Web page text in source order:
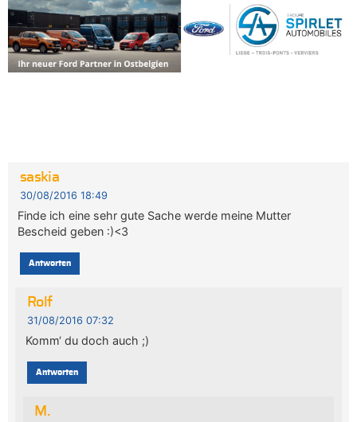
saskia
30/08/2016 18:49
Finde ich eine sehr gute Sache werde meine Mutter
Bescheid geben :)<3
Antworten
Rolf
31/08/2016 07:32
Komm‘ du doch auch ;)
Antworten
M.